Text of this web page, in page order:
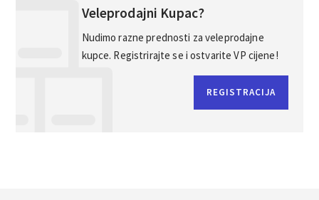
Veleprodajni Kupac?
Nudimo razne prednosti za veleprodajne
kupce. Registrirajte se i ostvarite VP cijene!
REGISTRACIJA